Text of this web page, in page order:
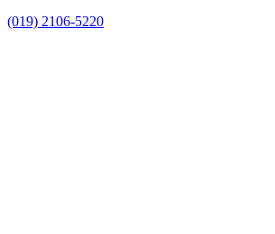
(019) 2106-5220